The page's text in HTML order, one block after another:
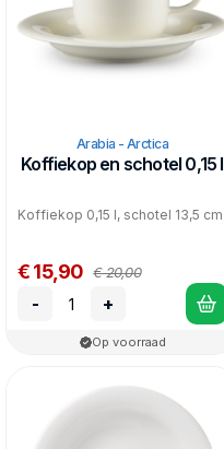
Arabia - Arctica
Koffiekop en schotel 0,15 l
Koffiekop 0,15 l, schotel 13,5 cm
€ 15,90 € 20,00
- +
Op voorraad